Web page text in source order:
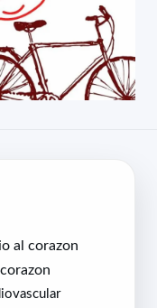
al corazon